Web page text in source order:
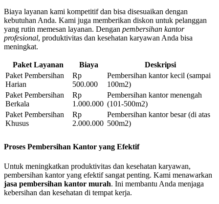
Biaya layanan kami kompetitif dan bisa disesuaikan dengan
kebutuhan Anda. Kami juga memberikan diskon untuk pelanggan
yang rutin memesan layanan. Dengan pembersihan kantor
profesional, produktivitas dan kesehatan karyawan Anda bisa
meningkat.
Paket Layanan Biaya
Deskripsi
Paket Pembersihan
Harian
Rp
500.000
Pembersihan kantor kecil (sampai
100m2)
Paket Pembersihan
Berkala
Rp
1.000.000
Pembersihan kantor menengah
(101-500m2)
Paket Pembersihan
Khusus
Rp
2.000.000
Pembersihan kantor besar (di atas
500m2)
Proses Pembersihan Kantor yang Efektif
Untuk meningkatkan produktivitas dan kesehatan karyawan,
pembersihan kantor yang efektif sangat penting. Kami menawarkan
jasa pembersihan kantor murah. Ini membantu Anda menjaga
kebersihan dan kesehatan di tempat kerja.